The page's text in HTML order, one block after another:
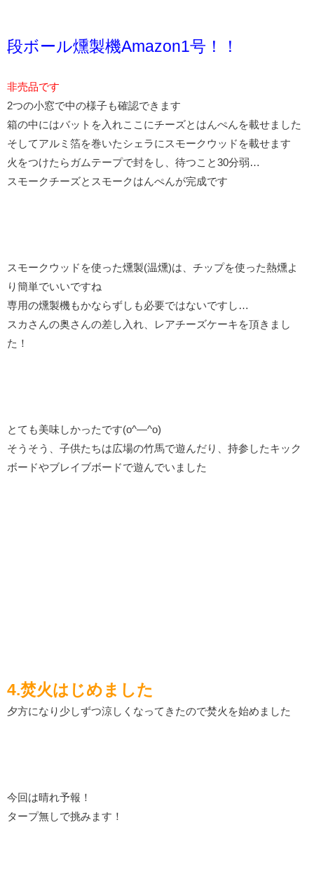
段ボール燻製機Amazon1号！！
非売品です
2つの小窓で中の様子も確認できます
箱の中にはバットを入れここにチーズとはんぺんを載せました
そしてアルミ箔を巻いたシェラにスモークウッドを載せます
火をつけたらガムテープで封をし、待つこと30分弱…
スモークチーズとスモークはんぺんが完成です
スモークウッドを使った燻製(温燻)は、チップを使った熱燻よ
り簡単でいいですね
専用の燻製機もかならずしも必要ではないですし…
スカさんの奥さんの差し入れ、レアチーズケーキを頂きまし
た！
とても美味しかったです(o^―^o)
そうそう、子供たちは広場の竹馬で遊んだり、持参したキック
ボードやブレイブボードで遊んでいました
4.焚火はじめました
夕方になり少しずつ涼しくなってきたので焚火を始めました
今回は晴れ予報！
タープ無しで挑みます！